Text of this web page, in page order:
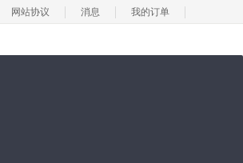
网站协议 消息 我的订单